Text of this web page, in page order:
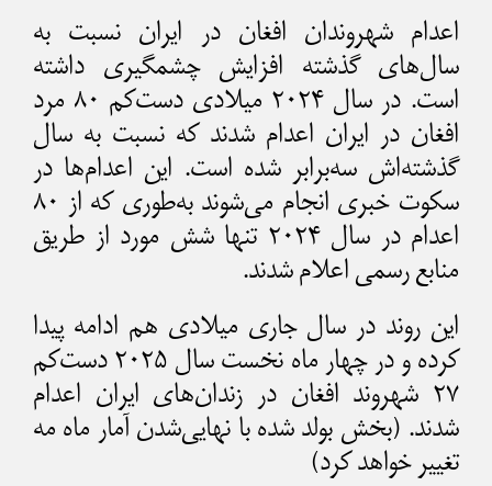
اعدام شهروندان افغان در ایران نسبت به
سال‌های گذشته افزایش چشمگیری داشته
است. در سال ۲۰۲۴ میلادی دست‌کم ۸۰ مرد
افغان در ایران اعدام شدند که نسبت به سال
گذشته‌اش سه‌برابر شده است. این اعدام‌ها در
سکوت خبری انجام می‌شوند به‌طوری که از ۸۰
اعدام در سال ۲۰۲۴ تنها شش مورد از طریق
منابع رسمی اعلام شدند.
این روند در سال جاری میلادی هم ادامه پیدا
کرده و در چهار ماه نخست سال ۲۰۲۵ دست‌کم
۲۷ شهروند افغان در زندان‌های ایران اعدام
شدند. (بخش بولد شده با نهایی‌شدن آمار ماه مه
تغییر خواهد کرد)